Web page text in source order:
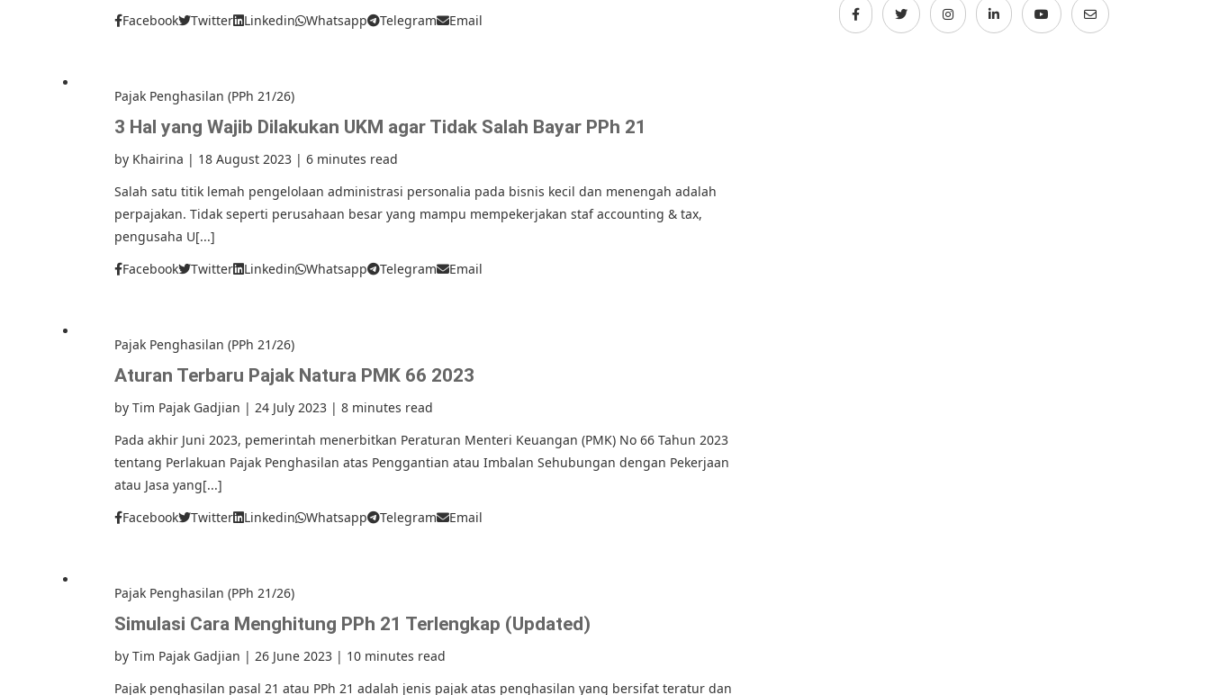
Facebook
Twitter Linkedin Whatsapp Telegram Email
Pajak Penghasilan (PPh 21/26)
3 Hal yang Wajib Dilakukan UKM agar Tidak Salah Bayar PPh 21
by Khairina | 18 August 2023 | 6 minutes read
Salah satu titik lemah pengelolaan administrasi personalia pada bisnis kecil dan menengah adalah
perpajakan. Tidak seperti perusahaan besar yang mampu mempekerjakan staf accounting & tax,
pengusaha U[...]
Facebook
Twitter Linkedin Whatsapp Telegram Email
Pajak Penghasilan (PPh 21/26)
Aturan Terbaru Pajak Natura PMK 66 2023
by Tim Pajak Gadjian | 24 July 2023 | 8 minutes read
Pada akhir Juni 2023, pemerintah menerbitkan Peraturan Menteri Keuangan (PMK) No 66 Tahun 2023
tentang Perlakuan Pajak Penghasilan atas Penggantian atau Imbalan Sehubungan dengan Pekerjaan
atau Jasa yang[...]
Facebook
Twitter Linkedin Whatsapp Telegram Email
Pajak Penghasilan (PPh 21/26)
Simulasi Cara Menghitung PPh 21 Terlengkap (Updated)
by Tim Pajak Gadjian | 26 June 2023 | 10 minutes read
Pajak penghasilan pasal 21 atau PPh 21 adalah jenis pajak atas penghasilan yang bersifat teratur dan